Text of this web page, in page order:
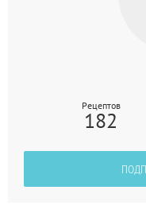
Рецептов
182